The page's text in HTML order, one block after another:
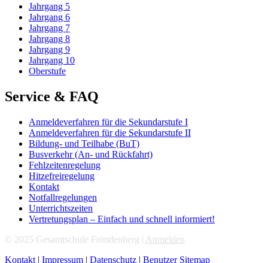
Jahrgang 5
Jahrgang 6
Jahrgang 7
Jahrgang 8
Jahrgang 9
Jahrgang 10
Oberstufe
Service & FAQ
Anmeldeverfahren für die Sekundarstufe I
Anmeldeverfahren für die Sekundarstufe II
Bildung- und Teilhabe (BuT)
Busverkehr (An- und Rückfahrt)
Fehlzeitenregelung
Hitzefreiregelung
Kontakt
Notfallregelungen
Unterrichtszeiten
Vertretungsplan – Einfach und schnell informiert!
© 2025 Gesamtschule Fröndenberg | Anmelden
Kontakt | Impressum | Datenschutz | Benutzer Sitemap